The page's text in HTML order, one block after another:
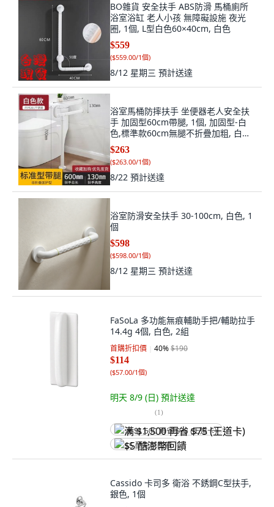
BO雜貨 安全扶手 ABS防滑 馬桶廁所
浴室浴缸 老人小孩 無障礙設施 夜光
圈, 1個, L型白色60×40cm, 白色
$559
($559.00/1個)
8/12 星期三 預計送達
浴室馬桶防摔扶手 坐便器老人安全扶
手 加固型60cm帶腿, 1個, 加固型-白
色,標準款60cm無腿不折疊加粗, 白色,
標準款
$263
($263.00/1個)
8/22 預計送達
浴室防滑安全扶手 30-100cm, 白色, 1
個
$598
($598.00/1個)
8/12 星期三 預計送達
FaSoLa 多功能無痕輔助手把/輔助拉手
14.4g 4個, 白色, 2組
首購折扣價 40%$190
$114
($57.00/1個)
明天 8/9 (日) 預計送達
(1)
满 $1,500 再省 $75 (王道卡)
$5 酷澎幣回饋
Cassido 卡司多 衛浴 不銹鋼C型扶手,
銀色, 1個